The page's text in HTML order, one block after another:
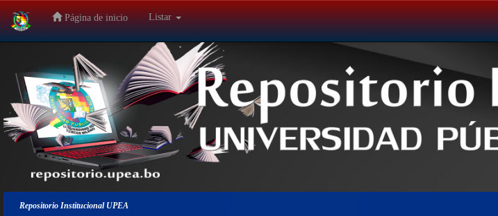
Salir
navegación
Página de inicio Listar
Repositorio Institucional UPEA